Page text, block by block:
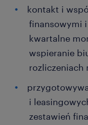
kontakt i
finansowymi
kwartalne
wspieranie
rozliczeniach
i
zestawień